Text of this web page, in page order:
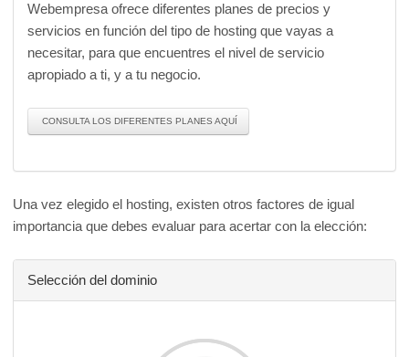
Webempresa ofrece diferentes planes de precios y
servicios en función del tipo de hosting que vayas a
necesitar, para que encuentres el nivel de servicio
apropiado a ti, y a tu negocio.
CONSULTA LOS DIFERENTES PLANES AQUÍ
Una vez elegido el hosting, existen otros factores de igual
importancia que debes evaluar para acertar con la elección:
Selección del dominio